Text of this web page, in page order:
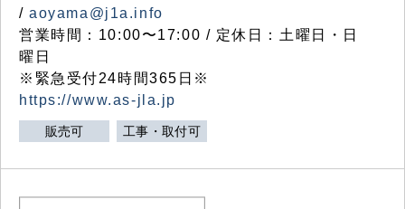
/aoyama@j1a.info
営業時間：10:00〜17:00 / 定休日：土曜日・日
曜日
※緊急受付24時間365日※
https://www.as-jla.jp
販売可 工事・取付可